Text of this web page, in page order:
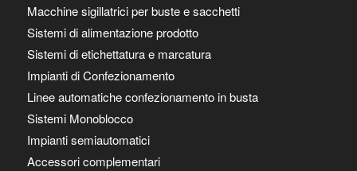
Macchine sigillatrici per buste e sacchetti
Sistemi di alimentazione prodotto
Sistemi di etichettatura e marcatura
Impianti di Confezionamento
Linee automatiche confezionamento in busta
Sistemi Monoblocco
Impianti semiautomatici
Accessori complementari